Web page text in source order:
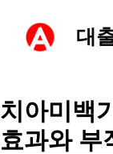
대
치아미백
효과와 부